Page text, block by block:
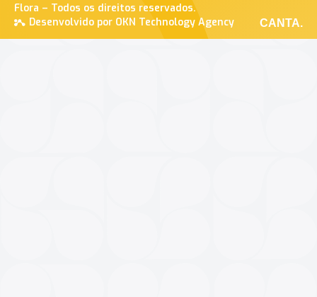
Flora – Todos os direitos reservados.
Desenvolvido por OKN Technology Agency
CANTA.